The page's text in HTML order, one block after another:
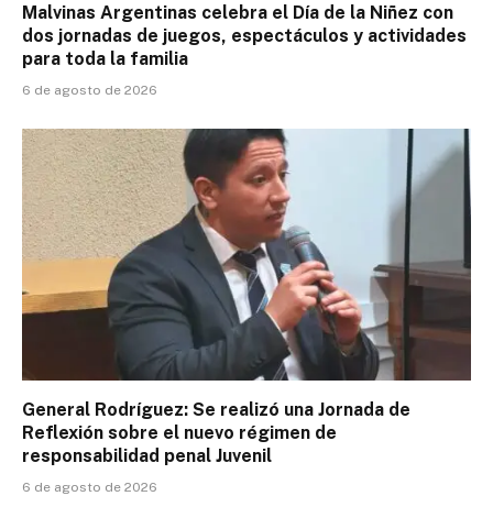
Malvinas Argentinas celebra el Día de la Niñez con
dos jornadas de juegos, espectáculos y actividades
para toda la familia
6 de agosto de 2026
General Rodríguez: Se realizó una Jornada de
Reflexión sobre el nuevo régimen de
responsabilidad penal Juvenil
6 de agosto de 2026